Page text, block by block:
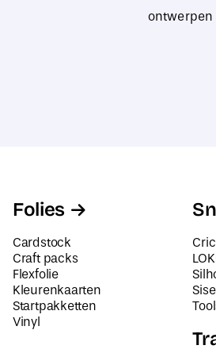
ontwerpen
Folies
Cardstock
Craft packs
Flexfolie
Kleurenkaarten
Startpakketten
Vinyl